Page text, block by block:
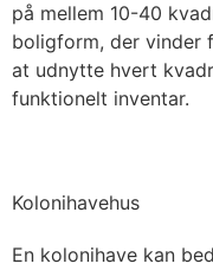
på mellem 10-40
boligform, der vinder
at udnytte hvert
funktionelt inventar.
Kolonihavehus
En kolonihave kan